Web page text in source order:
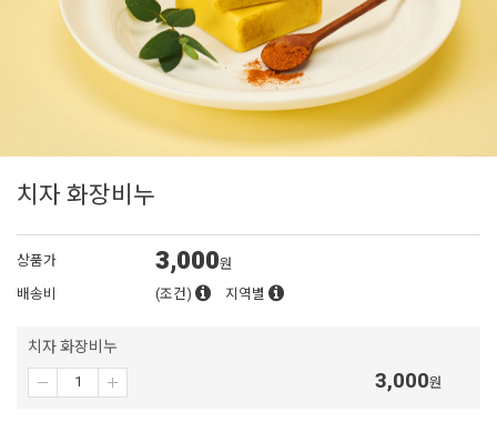
치자 화장비누
상품가 3,000원
배송비
(조건) 지역별
치자 화장비누
3,000원